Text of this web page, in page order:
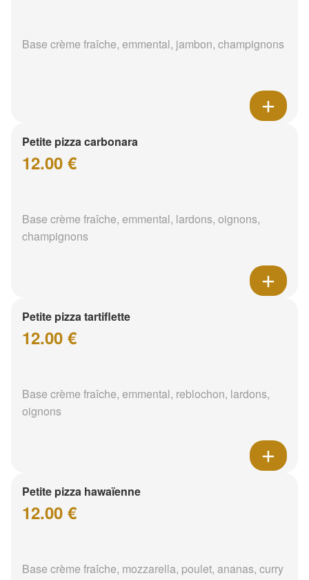
Base crème fraîche, emmental, jambon, champignons
Petite pizza carbonara
12.00 €
Base crème fraîche, emmental, lardons, oignons,
champignons
Petite pizza tartiflette
12.00 €
Base crème fraîche, emmental, reblochon, lardons,
oignons
Petite pizza hawaïenne
12.00 €
Base crème fraîche, mozzarella, poulet, ananas, curry